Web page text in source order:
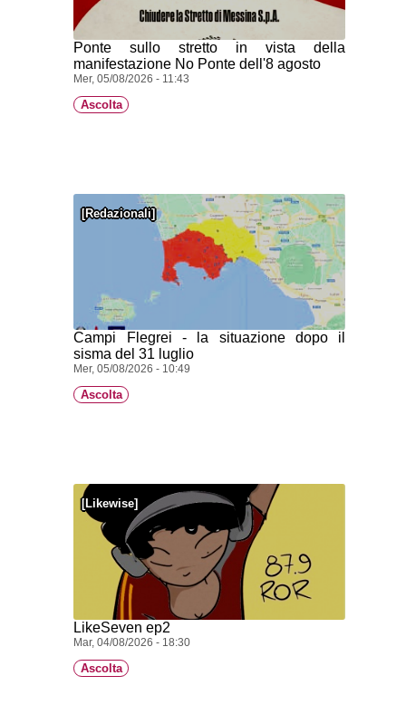
Ponte sullo stretto in vista della
manifestazione No Ponte dell'8 agosto
Mer, 05/08/2026 - 11:43
Ascolta
Campi Flegrei - la situazione dopo il
sisma del 31 luglio
Mer, 05/08/2026 - 10:49
Redazionali
Ascolta
LikeSeven ep2
Mar, 04/08/2026 - 18:30
Likewise
Ascolta